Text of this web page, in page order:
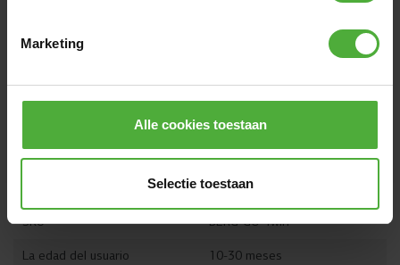
Marketing
Alle cookies toestaan
Selectie toestaan
DIMENSIONES Y DETALLES
BERG GO Twirl
SKU BERG-GO-Twirl
La edad del usuario 10-30 meses